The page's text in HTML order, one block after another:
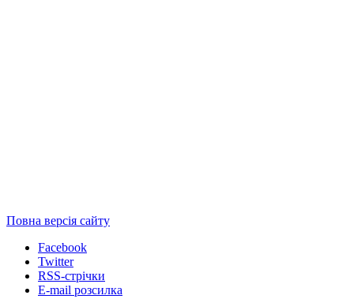
Повна версія сайту
Facebook
Twitter
RSS-стрічки
E-mail розсилка